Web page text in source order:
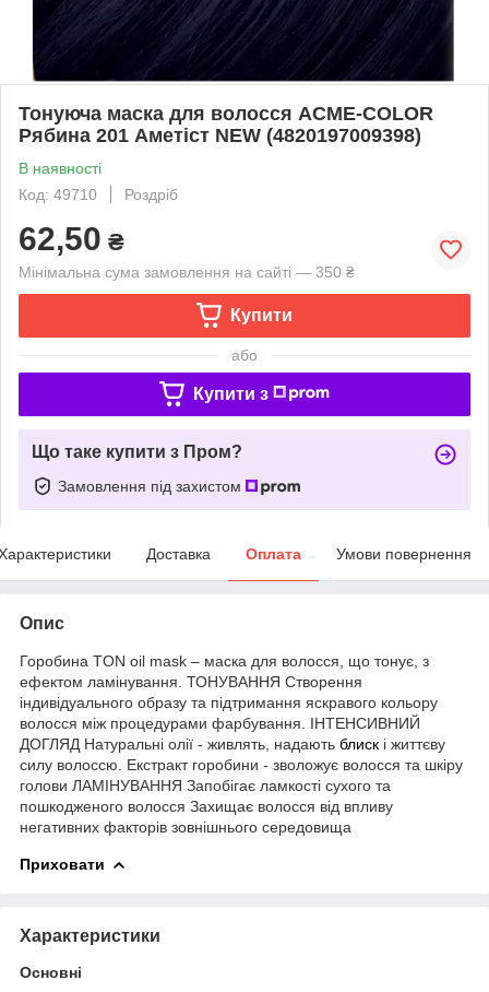
Тонуюча маска для волосся АСME-COLOR
Рябина 201 Аметіст NEW (4820197009398)
В наявності
Код: 49710
Роздріб
62,50 ₴
Мінімальна сума замовлення на сайті — 350 ₴
Купити
або
Купити з
Що таке купити з Пром?
Замовлення під захистом
Доставка Оплата Умови повернення
Опис
Горобина TON oil mask – маска для волосся, що тонує, з
ефектом ламінування. ТОНУВАННЯ Створення
індивідуального образу та підтримання яскравого кольору
волосся між процедурами фарбування. ІНТЕНСИВНИЙ
ДОГЛЯД Натуральні олії - живлять, надають блиск і життєву
силу волоссю. Екстракт горобини - зволожує волосся та шкіру
голови ЛАМІНУВАННЯ Запобігає ламкості сухого та
пошкодженого волосся Захищає волосся від впливу
негативних факторів зовнішнього середовища
Приховати
Характеристики
Основні